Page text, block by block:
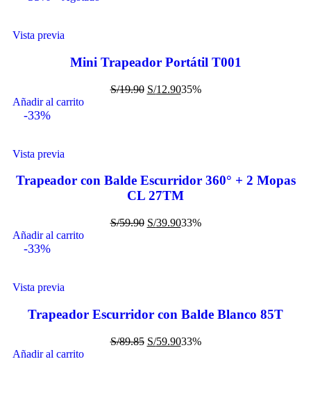
Vista previa
Mini Trapeador Portátil T001
S/19.90 S/12.9035%
Añadir al carrito
-33%
Vista previa
Trapeador con Balde Escurridor 360° + 2 Mopas
CL 27TM
S/59.90 S/39.9033%
Añadir al carrito
-33%
Vista previa
Trapeador Escurridor con Balde Blanco 85T
S/89.85 S/59.9033%
Añadir al carrito